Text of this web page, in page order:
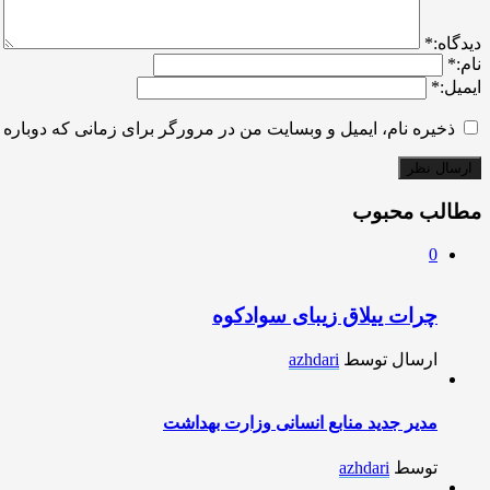
ديدگاه:*
نام:*
ایمیل:*
ذخیره نام، ایمیل و وبسایت من در مرورگر برای زمانی که
مطالب محبوب
0
چرات ییلاق زیبای سوادکوه
ارسال توسط azhdari
مدیر جدید منابع انسانی وزارت بهداشت
توسط azhdari